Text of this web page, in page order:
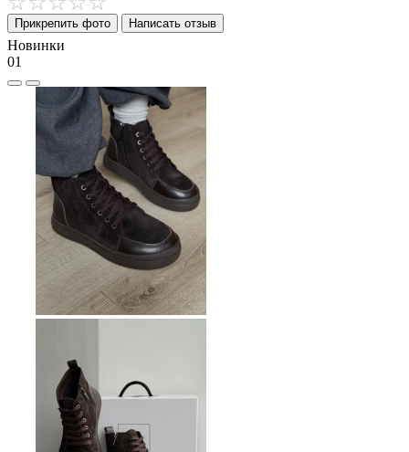
Прикрепить фото Написать отзыв
Новинки
01